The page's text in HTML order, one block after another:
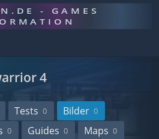
- GAMES
4
Tests 0 Bilder 0
0 Guides 0 Maps 0